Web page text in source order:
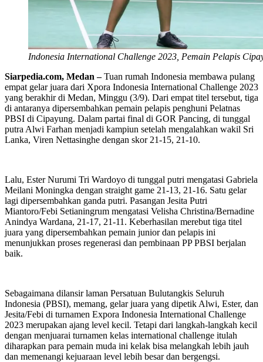
Indonesia International Challenge 2023, Pemain Pelapis
Siarpedia.com, Medan –Tuan rumah Indonesia membawa pulang
empat gelar juara dari Xpora Indonesia International Challenge 2023
yang berakhir di Medan, Minggu (3/9). Dari empat titel tersebut, tiga
di antaranya dipersembahkan pemain pelapis penghuni Pelatnas
PBSI di Cipayung. Dalam partai final di GOR Pancing, di tunggal
putra Alwi Farhan menjadi kampiun setelah mengalahkan wakil Sri
Lanka, Viren Nettasinghe dengan skor 21-15, 21-10.
Lalu, Ester Nurumi Tri Wardoyo di tunggal putri mengatasi Gabriela
Meilani Moningka dengan straight game 21-13, 21-16. Satu gelar
lagi dipersembahkan ganda putri. Pasangan Jesita Putri
Miantoro/Febi Setianingrum mengatasi Velisha Christina/Bernadine
Anindya Wardana, 21-17, 21-11. Keberhasilan merebut tiga titel
juara yang dipersembahkan pemain junior dan pelapis ini
menunjukkan proses regenerasi dan pembinaan PP PBSI berjalan
baik.
Sebagaimana dilansir laman Persatuan Bulutangkis Seluruh
Indonesia (PBSI), memang, gelar juara yang dipetik Alwi, Ester, dan
Jesita/Febi di turnamen Expora Indonesia International Challenge
2023 merupakan ajang level kecil. Tetapi dari langkah-langkah kecil
dengan menjuarai turnamen kelas international challenge itulah
diharapkan para pemain muda ini kelak bisa melangkah lebih jauh
dan memenangi kejuaraan level lebih besar dan bergengsi.